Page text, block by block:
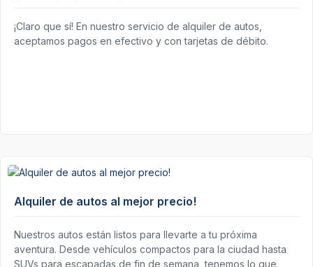
¡Claro que sí! En nuestro servicio de alquiler de autos,
aceptamos pagos en efectivo y con tarjetas de débito.
Alquiler de autos al mejor precio!
Nuestros autos están listos para llevarte a tu próxima
aventura. Desde vehículos compactos para la ciudad hasta
SUVs para escapadas de fin de semana, tenemos lo que